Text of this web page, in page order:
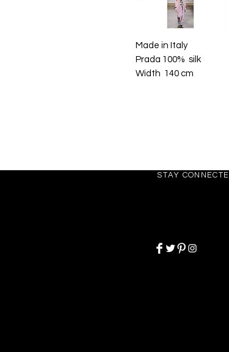
Made in Italy
Prada 100% silk
Width 140 cm
STAY